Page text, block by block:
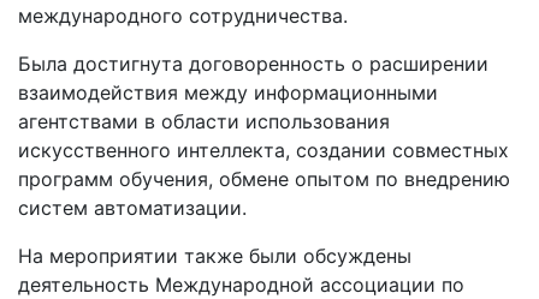
международного сотрудничества.
Была достигнута договоренность о расширении
взаимодействия между информационными
агентствами в области использования
искусственного интеллекта, создании совместных
программ обучения, обмене опытом по внедрению
систем автоматизации.
На мероприятии также были обсуждены
деятельность Международной ассоциации по